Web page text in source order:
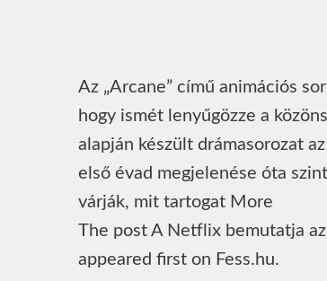
Az „Arcane” című animációs
hogy ismét lenyűgözze a
alapján készült drámasorozat
első évad megjelenése óta
várják, mit tartogat More
The post A Netflix bemutatja
appeared first on Fess.hu.